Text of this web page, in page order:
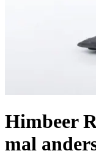
Himbeer
mal